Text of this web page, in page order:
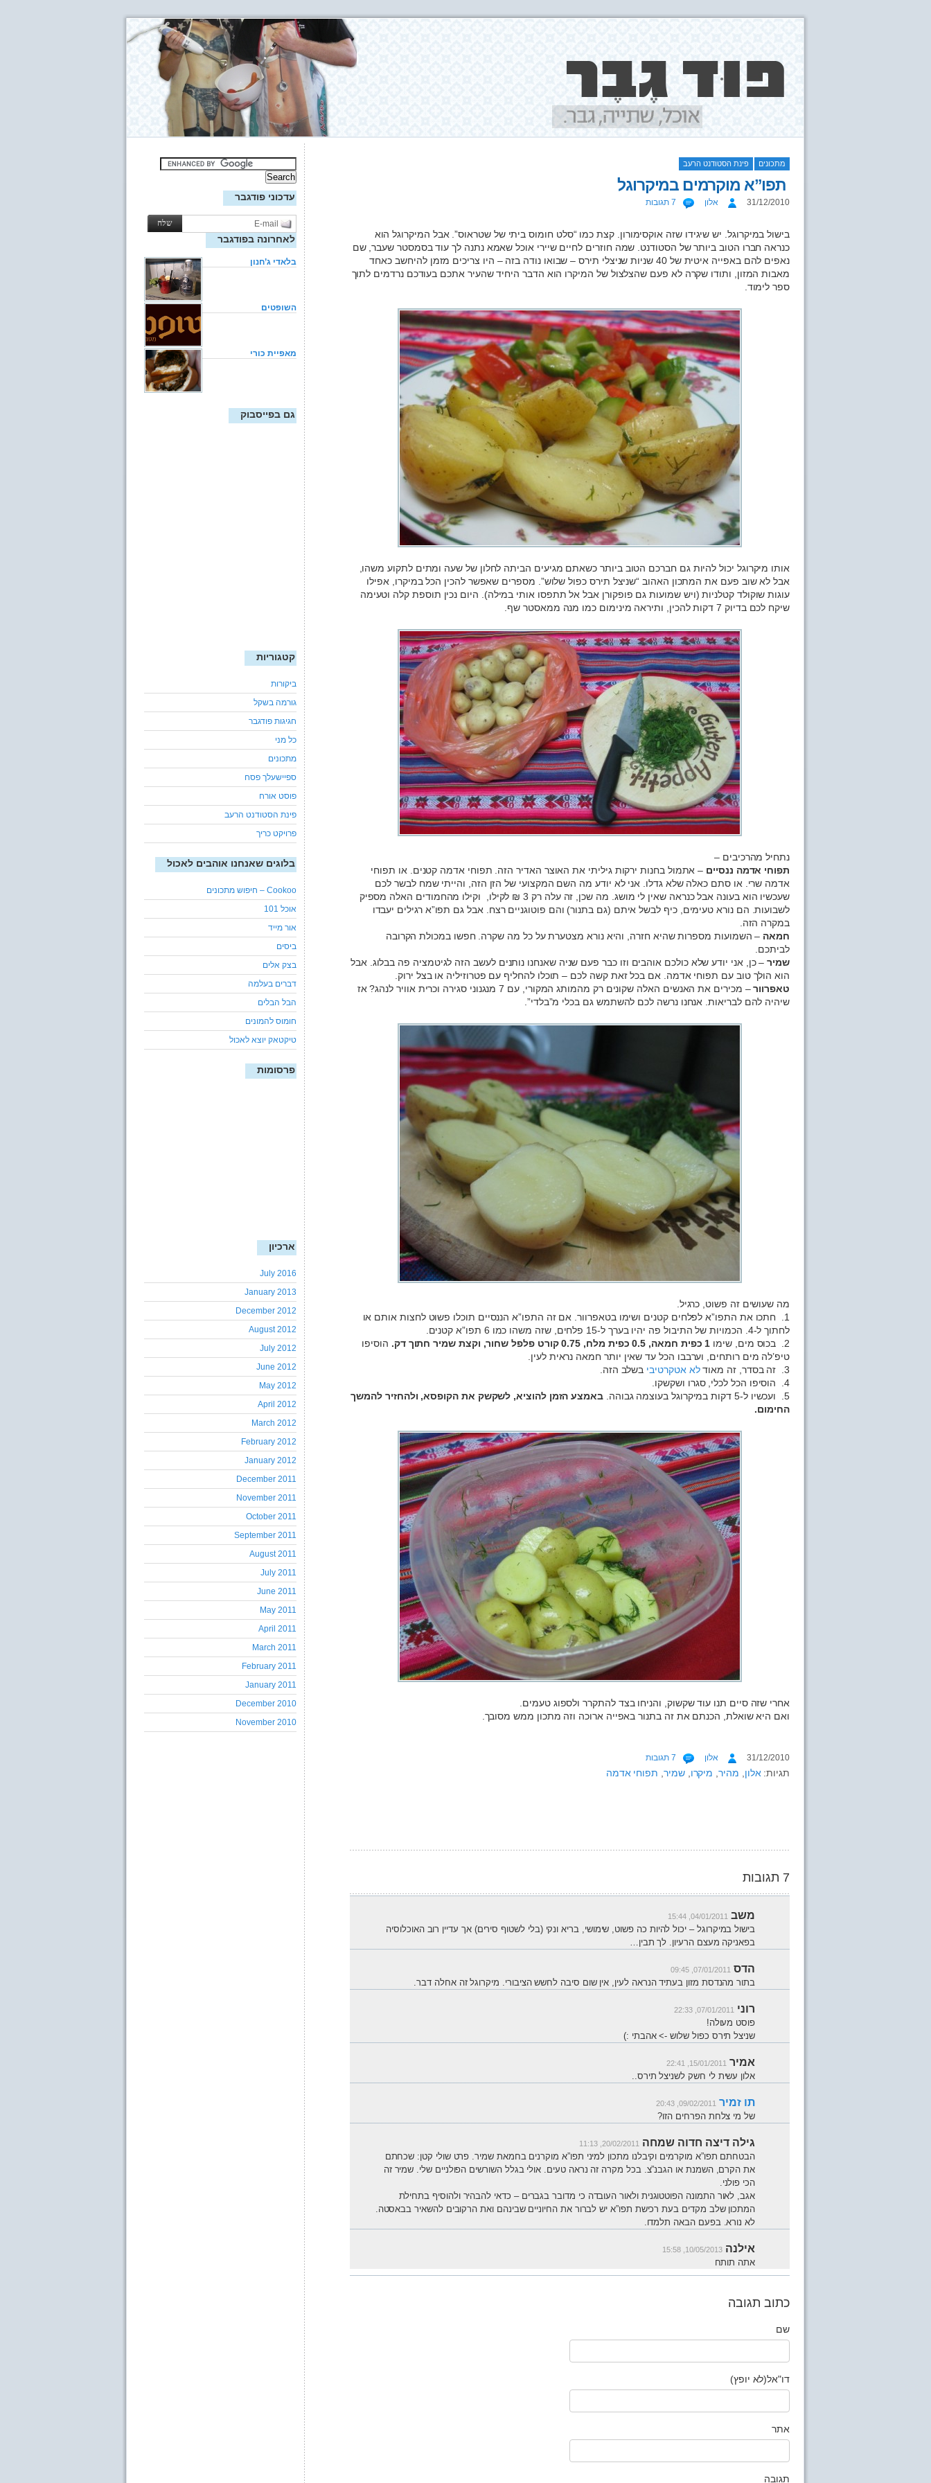
מתכונים פינת הסטודנט הרעב
תפו”א מוקרמים במיקרוגל
31/12/2010 אלון 7 תגובות
בישול במיקרוגל. יש שיגידו שזה אוקסימורון. קצת כמו “סלט חומוס ביתי של שטראוס”. אבל המיקרוגל הוא
כנראה חברו הטוב ביותר של הסטודנט. שמה חוזרים לחיים שיירי אוכל שאמא נתנה לך עוד בסמסטר שעבר, שם
נאפים להם באפייה איטית של 40 שניות שניצלי תירס – שבואו נודה בזה – היו צריכים מזמן להיחשב כאחד
מאבות המזון, ותודו שקרה לא פעם שהצלצול של המיקרו הוא הדבר היחיד שהעיר אתכם בעודכם נרדמים לתוך
ספר לימוד.
אותו מיקרוגל יכול להיות גם חברכם הטוב ביותר כשאתם מגיעים הביתה לחלון של שעה ומתים לתקוע משהו,
אבל לא שוב פעם את המתכון האהוב “שניצל תירס כפול שלוש”. מספרים שאפשר להכין הכל במיקרו, אפילו
עוגות שוקולד קטלניות (ויש שמועות גם פופקורן אבל אל תתפסו אותי במילה). היום נכין תוספת קלה וטעימה
שיקח לכם בדיוק 7 דקות להכין, ותיראה מינימום כמו מנה ממאסטר שף.
נתחיל מהרכיבים –
תפוחי אדמה ננסיים – אתמול בחנות ירקות גיליתי את האוצר האדיר הזה. תפוחי אדמה קטנים. או תפוחי
אדמה שרי. או סתם כאלה שלא גדלו. אני לא יודע מה השם המקצועי של הזן הזה, והייתי שמח לבשר לכם
שעכשיו הוא בעונה אבל כנראה שאין לי מושג. מה שכן, זה עלה רק 3 ₪ לקילו, וקילו מהחמודים האלה מספיק
לשבועות. הם נורא טעימים, כיף לבשל איתם (גם בתנור) והם פוטוגניים רצח. אבל גם תפו”א רגילים יעבדו
במקרה הזה.
חמאה – השמועות מספרות שהיא חזרה, והיא נורא מצטערת על כל מה שקרה. חפשו במכולת הקרובה
לביתכם.
שמיר – כן, אני יודע שלא כולכם אוהבים וזו כבר פעם שניה שאנחנו נותנים לעשב הזה לגיטמציה פה בבלוג. אבל
הוא הולך טוב עם תפוחי אדמה. אם בכל זאת קשה לכם – תוכלו להחליף עם פטרוזיליה או בצל ירוק.
טאפרוור
– מכירים את האנשים האלה שקונים רק מהמותג המקורי, עם 7 מנגנוני סגירה וכרית אוויר לנהג? אז
שיהיה להם לבריאות. אנחנו נרשה לכם להשתמש גם בכלי מ”בלדי”.
מה שעושים זה פשוט, כרגיל.
1. חתכו את התפו”א לפלחים קטנים ושימו בטאפרוור. אם זה התפו”א הננסיים תוכלו פשוט לחצות אותם או
לחתוך ל-4. הכמויות של התיבול פה יהיו בערך ל-15 פלחים, שזה משהו כמו 6 תפו”א קטנים.
2. בכוס מים, שימו
1 כפית חמאה, 0.5 כפית מלח, 0.75 קורט פלפל שחור, וקצת שמיר חתוך דק.
הוסיפו
טיפ’לה מים רותחים, וערבבו הכל עד שאין יותר חמאה נראית לעין.
3. זה בסדר, זה מאוד
לא אטקרטיבי בשלב הזה.
4. הוסיפו הכל לכלי, סגרו ושקשקו.
5. ועכשיו ל-5 דקות במיקרוגל בעוצמה גבוהה.
באמצע הזמן להוציא, לשקשק את הקופסא, ולהחזיר להמשך
החימום.
אחרי שזה סיים תנו עוד שקשוק, והניחו בצד להתקרר ולספוג טעמים.
ואם היא שואלת, הכנתם את זה בתנור באפייה ארוכה וזה מתכון ממש מסובך.
31/12/2010 אלון 7 תגובות
תגיות: אלון מהיר, מיקרו ,שמיר תפוחי אדמה
7 תגובות
משב 04/01/2011, 15:44
בישול במיקרוגל – יכול להיות כה פשוט, שימושי, בריא ונקי (בלי לשטוף סירים) אך עדיין רוב האוכלוסיה
בפאניקה מעצם הרעיון. לך תבין…
הדס 07/01/2011, 09:45
בתור מהנדסת מזון בעתיד הנראה לעין, אין שום סיבה לחשש הציבורי. מיקרוגל זה אחלה דבר.
רוני 07/01/2011, 22:33
פוסט מעולה!
שניצל תירס כפול שלוש -> אהבתי :)
אמיר 15/01/2011, 22:41
אלון עשית לי חשק לשניצל תירס..
תו זמיר 09/02/2011, 20:43
של מי צלחת הפרחים הזו?
גילה דיצה חדוה שמחה 20/02/2011, 11:13
הבטחתם תפו”א מוקרמים וקיבלנו מתכון למיני תפו”א מוקרנים בחמאת שמיר. פרט שולי קטן: שכחתם
את הקרם, השמנת או הגבנ”צ. בכל מקרה זה נראה טעים. אולי בגלל השורשים הפולניים שלי. שמיר זה
הכי פולני.
אגב, לאור התמונה הפוטטוגנית ולאור העובדה כי מדובר בגברים – כדאי להבהיר ולהוסיף בתחילת
המתכון שלב מקדים בעת רכישת תפו”א יש לברור את החיוניים שבינהם ואת הרקובים להשאיר בבאסטה.
לא נורא. בפעם הבאה תלמדו.
אילנה 10/05/2013, 15:58
אתה תותח
כתוב תגובה
שם
דו"אל(לא יופץ)
אתר
תגובה
עדכוני פודגבר
לאחרונה בפודגבר
בלאדי ג’חנון
השופטים
מאפיית כורי
גם בפייסבוק
קטגוריות
ביקורות
גורמה בשקל
חגיגות פודגבר
כל מני
מתכונים
ספיישעלך פסח
פוסט אורח
פינת הסטודנט הרעב
פרויקט כריך
בלוגים שאנחנו אוהבים לאכול
Cookoo – חיפוש מתכונים
אוכל 101
אור מייד
ביסים
בצק אלים
דברים בעלמה
הבל הבלים
חומוס להמונים
טיקטאק יוצא לאכול
פרסומות
ארכיון
July 2016
January 2013
December 2012
August 2012
July 2012
June 2012
May 2012
April 2012
March 2012
February 2012
January 2012
December 2011
November 2011
October 2011
September 2011
August 2011
July 2011
June 2011
May 2011
April 2011
March 2011
February 2011
January 2011
December 2010
November 2010